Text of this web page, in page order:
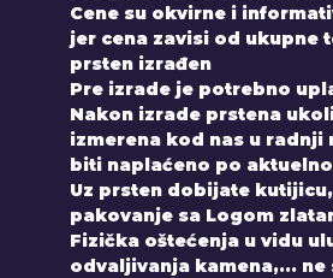
Cene su okvirne i
jer cena zavisi od ukupne
prsten izrađen
Pre izrade je potrebno
Nakon izrade prstena
izmerena kod nas u radnji
biti naplaćeno po
Uz prsten dobijate
pakovanje sa Logom
Fizička oštećenja u vidu
odvaljivanja kamena,... ne